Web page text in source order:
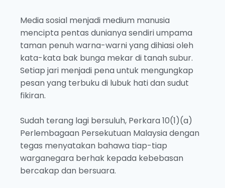
Media sosial menjadi medium manusia
mencipta pentas dunianya sendiri umpama
taman penuh warna-warni yang dihiasi oleh
kata-kata bak bunga mekar di tanah subur.
Setiap jari menjadi pena untuk mengungkap
pesan yang terbuku di lubuk hati dan sudut
fikiran.
Sudah terang lagi bersuluh, Perkara 10(1)(a)
Perlembagaan Persekutuan Malaysia dengan
tegas menyatakan bahawa tiap-tiap
warganegara berhak kepada kebebasan
bercakap dan bersuara.